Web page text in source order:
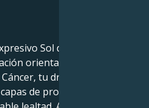
Sol de Leo se
orientada a la
tu dramático
de profunda seguridad